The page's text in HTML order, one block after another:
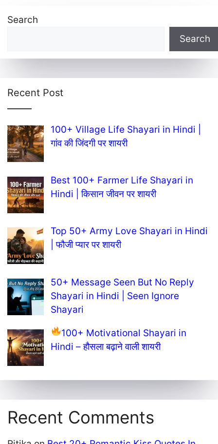
Search
Search
Recent Post
100+ Village Life Shayari in Hindi |
गांव की जिंदगी पर शायरी
Best 100+ Farmer Life Shayari in
Hindi | किसान जीवन पर शायरी
Top 50+ Army Love Shayari in Hindi
| फौजी प्यार पर शायरी
50+ Message Seen But No Reply
Shayari in Hindi | Seen Ignore
Shayari
100+ Motivational Shayari in
Hindi – हौसला बढ़ाने वाली शायरी
Recent Comments